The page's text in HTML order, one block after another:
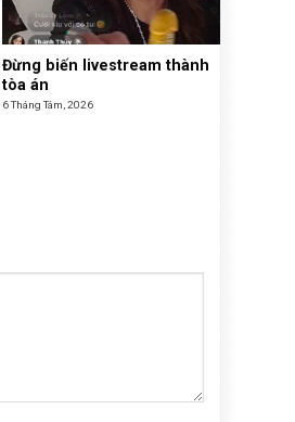
Đừng biến livestream thành
tòa án
6 Tháng Tám, 2026